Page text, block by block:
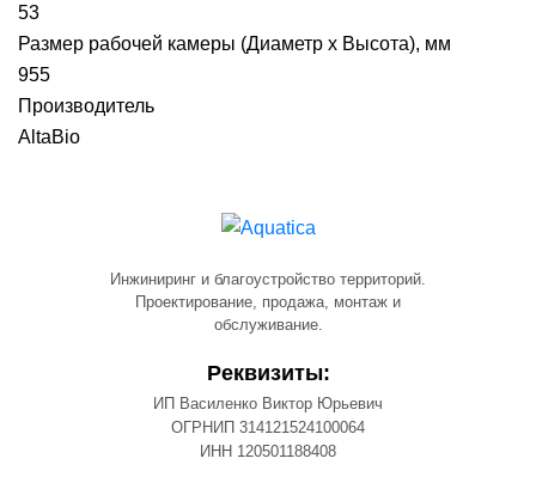
53
Размер рабочей камеры (Диаметр х Высота), мм
955
Производитель
AltaBio
Инжиниринг и благоустройство территорий.
Проектирование, продажа, монтаж и
обслуживание.
Реквизиты:
ИП Василенко Виктор Юрьевич
ОГРНИП 314121524100064
ИНН 120501188408